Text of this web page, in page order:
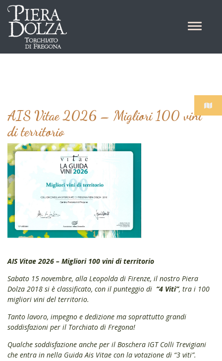
AIS Vitae 2026 – Migliori 100 vini
di territorio
AIS Vitae 2026 – Migliori 100 vini di territorio
Sabato 15 novembre, alla Leopolda di Firenze, il nostro Piera
Dolza 2018 si è classificato, con il punteggio di “4 Viti”, tra i 100
migliori vini del territorio.
Tanto lavoro, impegno e dedizione ma soprattutto grandi
soddisfazioni per il Torchiato di Fregona!
Qualche soddisfazione anche per il Boschera IGT Colli Trevigiani
che entra in nella Guida Ais Vitae con la votazione di “3 viti”.